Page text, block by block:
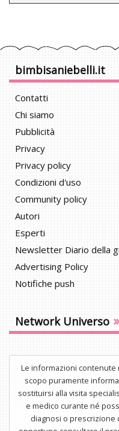
bimbisaniebelli.it
Contatti
Chi siamo
Pubblicità
Privacy
Privacy policy
Condizioni d'uso
Community policy
Autori
Esperti
Newsletter Diario della
Advertising Policy
Notifiche push
Network Universo »
Le informazioni contenute
scopo puramente
sostituirsi alla visita
e medico curante né
diagnosi o prescrizione